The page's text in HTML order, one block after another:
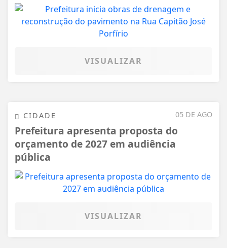
VISUALIZAR
05 DE AGO
CIDADE
Prefeitura apresenta proposta do
orçamento de 2027 em audiência
pública
VISUALIZAR